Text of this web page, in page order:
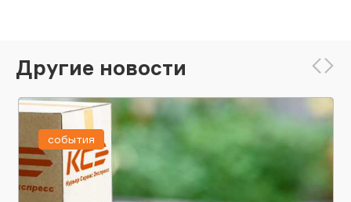
Другие новости
события